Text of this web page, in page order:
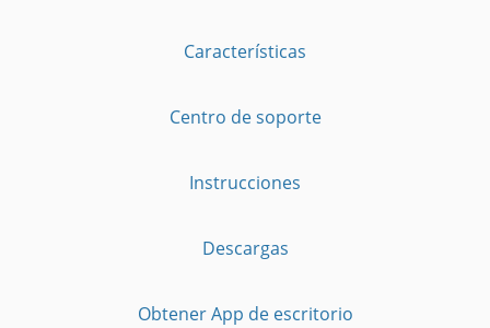
Características
Centro de soporte
Instrucciones
Descargas
Obtener App de escritorio